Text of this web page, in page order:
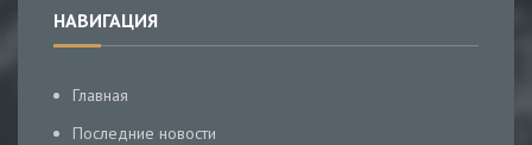
НАВИГАЦИЯ
Главная
Последние новости